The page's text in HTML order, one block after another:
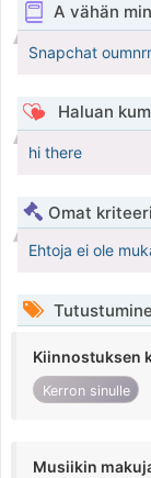
A vähän
Snapchat
Haluan
hi there
Omat
Ehtoja ei ole
Kiinnostuksen
Kerron sinulle
Musiikin